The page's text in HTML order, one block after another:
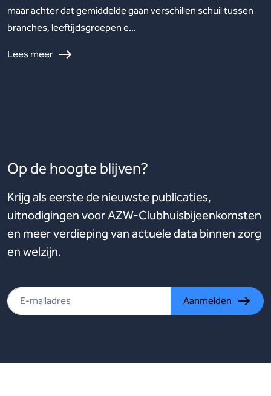
maar achter dat gemiddelde gaan verschillen schuil tussen
branches, leeftijdsgroepen e...
Lees meer
Op de hoogte blijven?
Krijg als eerste de nieuwste publicaties,
uitnodigingen voor AZW-Clubhuisbijeenkomsten
en meer verdieping van actuele data binnen zorg
en welzijn.
Aanmelden